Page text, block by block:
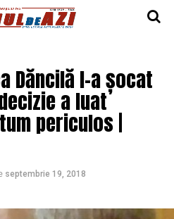
Dăncilă l-a șocat
a luat
periculos |
septembrie 19, 2018